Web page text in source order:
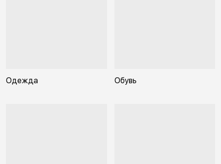
Одежда Обувь